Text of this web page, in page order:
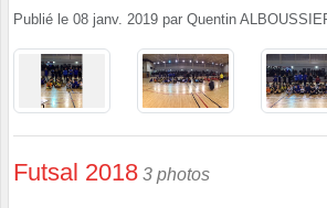
Publié le 08 janv. 2019 par Quentin
Futsal 2018 3 photos